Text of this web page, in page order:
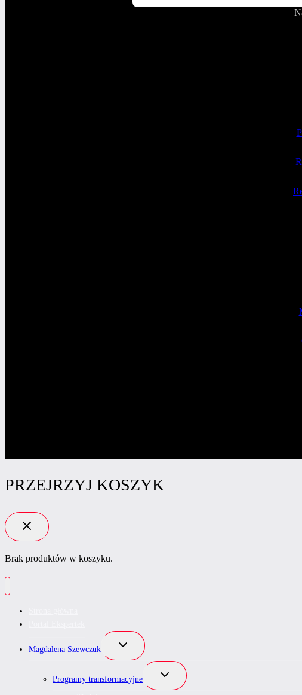
PRZEJRZYJ KOSZYK
Brak produktów w koszyku.
Magdalena Szewczuk
Przełącz
podrzędne
Programy transformacyjne
Przełącz
podrzędne